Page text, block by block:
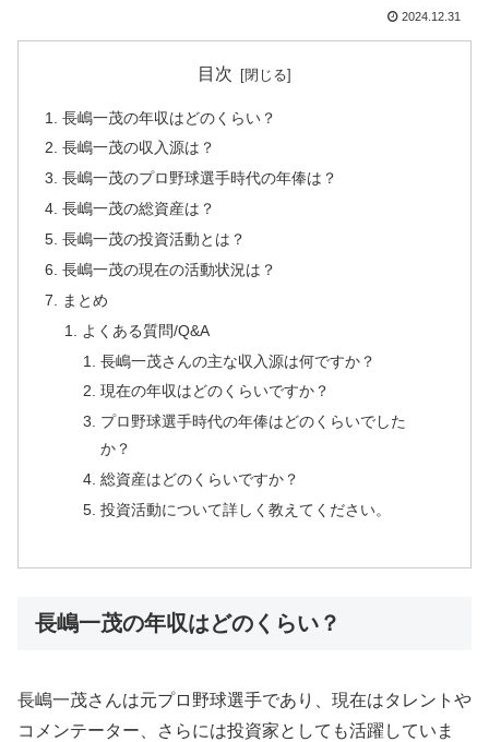
2024.12.31
目次
長嶋一茂の年収はどのくらい？
長嶋一茂の収入源は？
長嶋一茂のプロ野球選手時代の年俸は？
長嶋一茂の総資産は？
長嶋一茂の投資活動とは？
長嶋一茂の現在の活動状況は？
まとめ
よくある質問/Q&A
長嶋一茂さんの主な収入源は何ですか？
現在の年収はどのくらいですか？
プロ野球選手時代の年俸はどのくらいでした
か？
総資産はどのくらいですか？
投資活動について詳しく教えてください。
長嶋一茂の年収はどのくらい？
長嶋一茂さんは元プロ野球選手であり、現在はタレントや
コメンテーター、さらには投資家としても活躍していま